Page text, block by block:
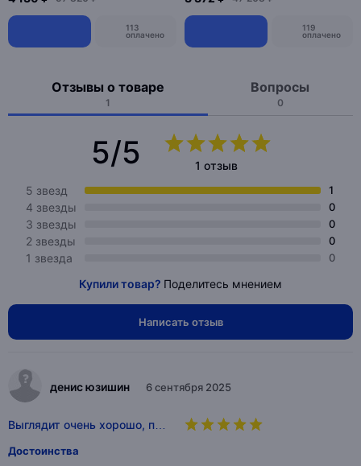
113
оплачено
119
оплачено
Отзывы о товаре
1
Вопросы
0
5/5
1 отзыв
5 звезд
1
4 звезды 0
3 звезды 0
2 звезды 0
1 звезда 0
Купили товар? Поделитесь мнением
Написать отзыв
денис юзишин 6 сентября 2025
Выглядит очень хорошо, п…
Достоинства